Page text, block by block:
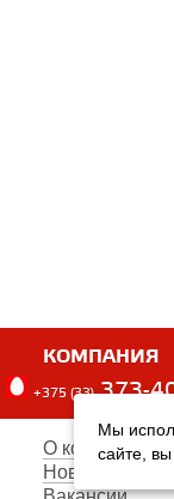
КОМПАНИЯ
+375 (33) 373-
О компании
Новости
Мы
сайте,